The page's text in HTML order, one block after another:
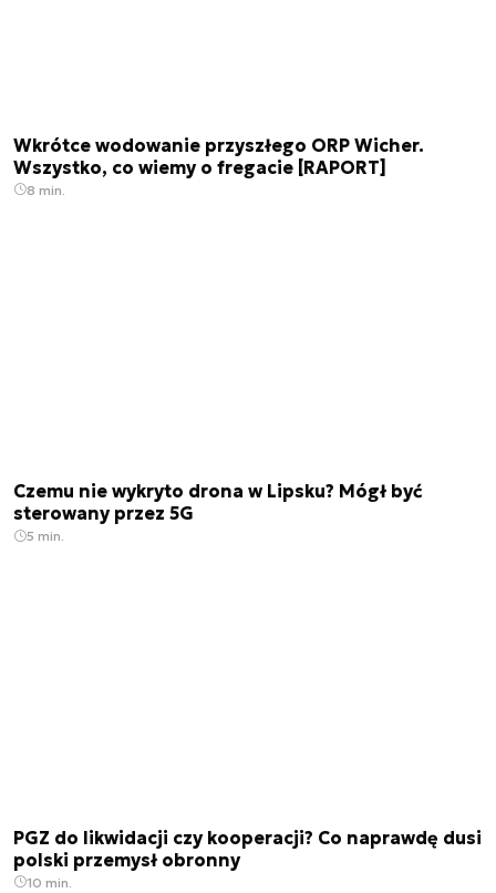
Wkrótce wodowanie przyszłego ORP Wicher.
Wszystko, co wiemy o fregacie [RAPORT]
8 min.
Czemu nie wykryto drona w Lipsku? Mógł być
sterowany przez 5G
5 min.
PGZ do likwidacji czy kooperacji? Co naprawdę dusi
polski przemysł obronny
10 min.